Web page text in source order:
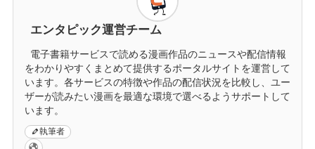
エンタピック運営チーム
電子書籍サービスで読める漫画作品のニュースや配信情報
をわかりやすくまとめて提供するポータルサイトを運営して
います。各サービスの特徴や作品の配信状況を比較し、ユー
ザーが読みたい漫画を最適な環境で選べるようサポートして
います。
執筆者